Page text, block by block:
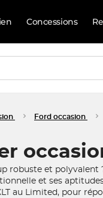
Concessions
Ford occasion
robuste et polyvalent
et ses
au Limited, pour